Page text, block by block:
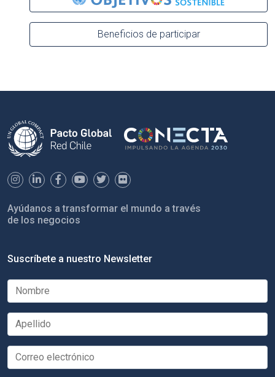
Beneficios de participar
Ayúdanos a transformar el mundo a través
de los negocios
Suscríbete a nuestro Newsletter